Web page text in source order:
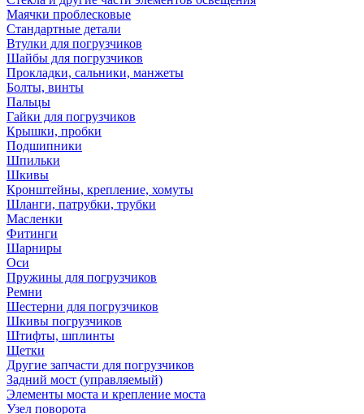
Маячки проблесковые
Стандартные детали
Втулки для погрузчиков
Шайбы для погрузчиков
Прокладки, сальники, манжеты
Болты, винты
Пальцы
Гайки для погрузчиков
Крышки, пробки
Подшипники
Шпильки
Шкивы
Кронштейны, крепление, хомуты
Шланги, патрубки, трубки
Масленки
Фитинги
Шарниры
Оси
Пружины для погрузчиков
Ремни
Шестерни для погрузчиков
Шкивы погрузчиков
Штифты, шплинты
Щетки
Другие запчасти для погрузчиков
Задний мост (управляемый)
Элементы моста и крепление моста
Узел поворота